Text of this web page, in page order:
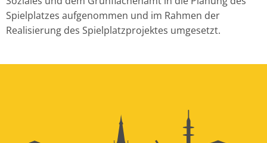
Spielplatzes aufgenommen und im Rahmen der
Realisierung des Spielplatzprojektes umgesetzt.